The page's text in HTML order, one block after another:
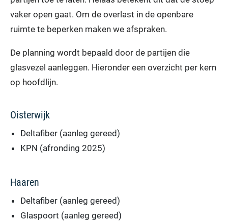
vaker open gaat. Om de overlast in de openbare
ruimte te beperken maken we afspraken.
De planning wordt bepaald door de partijen die
glasvezel aanleggen. Hieronder een overzicht per kern
op hoofdlijn.
Oisterwijk
Deltafiber (aanleg gereed)
KPN (afronding 2025)
Haaren
Deltafiber (aanleg gereed)
Glaspoort (aanleg gereed)